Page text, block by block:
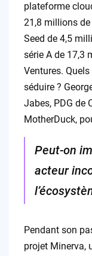
plateforme
21,8 millions
Seed de 4,5
série A de 17,3
Ventures.
séduire ?
Jabes, PDG de
MotherDuck,
Peut-on
acteur
Pendant son
projet Minerva,